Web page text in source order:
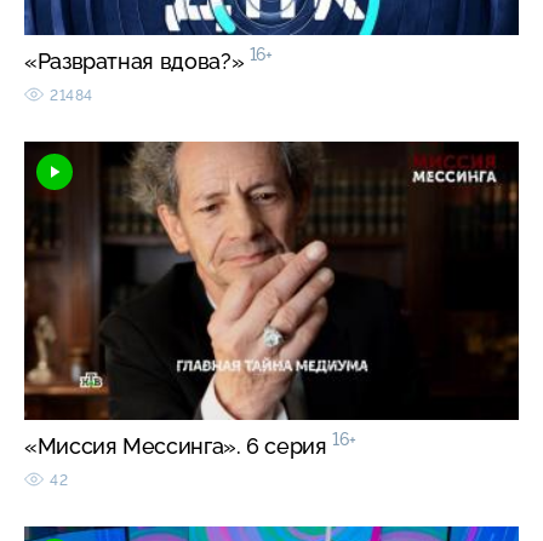
«Развратная вдова?» 16+
21484
«Миссия Мессинга». 6 серия 16+
42